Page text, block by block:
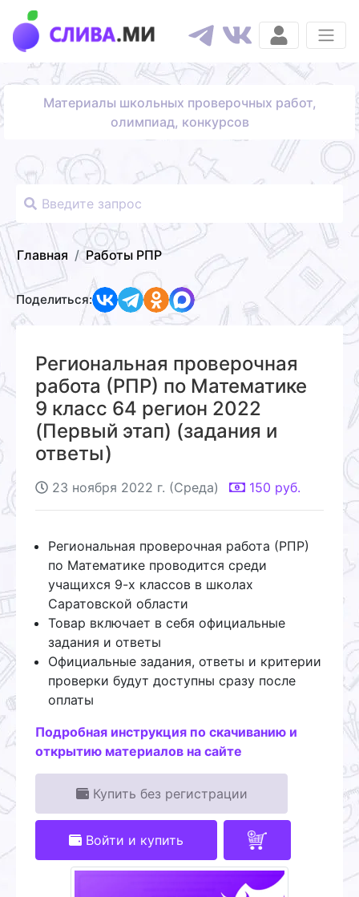
Материалы школьных проверочных работ,
олимпиад, конкурсов
Главная Работы РПР
Поделиться:
Региональная проверочная
работа (РПР) по Математике
9 класс 64 регион 2022
(Первый этап) (задания и
ответы)
23 ноября 2022 г. (Среда) 150 руб.
Региональная проверочная работа (РПР)
по Математике проводится среди
учащихся 9-х классов в школах
Саратовской области
Товар включает в себя официальные
задания и ответы
Официальные задания, ответы и критерии
проверки будут доступны сразу после
оплаты
Подробная инструкция по скачиванию и
открытию материалов на сайте
Купить без регистрации
Войти и купить